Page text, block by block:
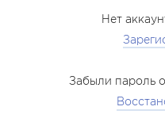
Нет
Забыли пароль